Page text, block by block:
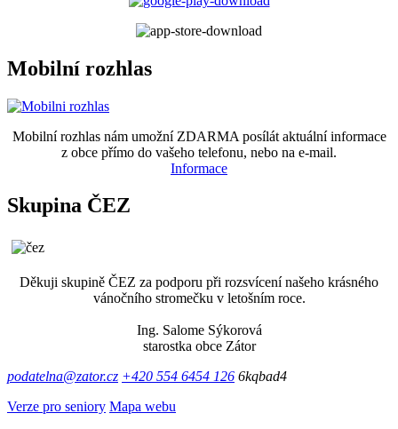
Mobilní rozhlas
Mobilní rozhlas nám umožní ZDARMA posílát aktuální informace
z obce přímo do vašeho telefonu, nebo na e-mail.
Informace
Skupina ČEZ
Děkuji skupině ČEZ za podporu při rozsvícení našeho krásného
vánočního stromečku v letošním roce.
Ing. Salome Sýkorová
starostka obce Zátor
podatelna@zator.cz +420 554 6454 126 6kqbad4
Verze pro seniory Mapa webu